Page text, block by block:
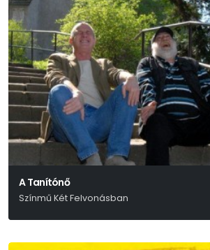
A Tanítónő
Színmű Két Felvonásban